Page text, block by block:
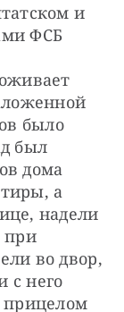
и
ФСБ
было
был
дома
а
надели
при
во двор,
с него
прицелом